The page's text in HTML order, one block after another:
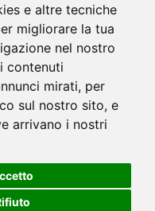
e altre tecniche
migliorare la tua
nel nostro
contenuti
mirati, per
sul nostro sito, e
arrivano i nostri